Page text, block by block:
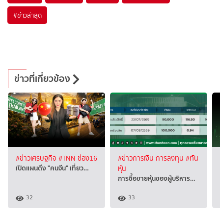
#ข่าวล่าสุด
ข่าวที่เกี่ยวข้อง
#ข่าวเศรษฐกิจ #TNN ช่อง16
เปิดแผนดึง "คนจีน" เที่ยว…
32
#ข่าวการเงิน การลงทุน #ทัน
หุ้น
การซื้อขายหุ้นของผู้บริหาร…
33